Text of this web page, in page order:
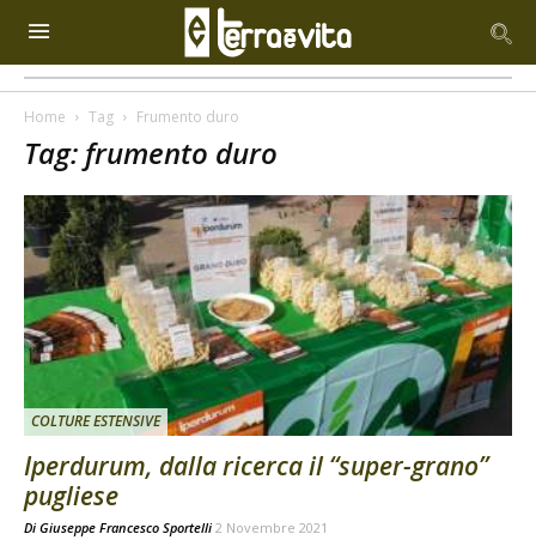
Home Tag Frumento duro
Tag: frumento duro
COLTURE ESTENSIVE
Iperdurum, dalla ricerca il “super-grano”
pugliese
Di Giuseppe Francesco Sportelli 2 Novembre 2021